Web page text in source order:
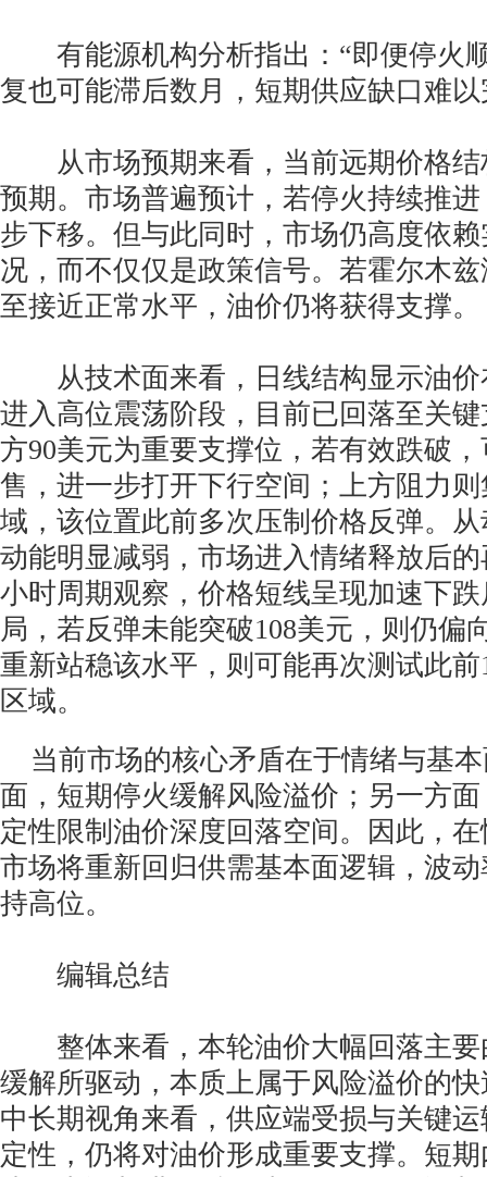
有能源机构分析指出：“即便停火
复也可能滞后数月，短期供应缺口难
从市场预期来看，当前远期价格结
预期。市场普遍预计，若停火持续推
步下移。但与此同时，市场仍高度依
况，而不仅仅是政策信号。若霍尔木
至接近正常水平，油价仍将获得支撑。
从技术面来看，日线结构显示油价
进入高位震荡阶段，目前已回落至关
方90美元为重要支撑位，若有效跌破
售，进一步打开下行空间；上方阻力
域，该位置此前多次压制价格反弹。
动能明显减弱，市场进入情绪释放后
小时周期观察，价格短线呈现加速下
局，若反弹未能突破108美元，则仍偏
重新站稳该水平，则可能再次测试此
区域。
当前市场的核心矛盾在于情绪与基
面，短期停火缓解风险溢价；另一方
定性限制油价深度回落空间。因此，
市场将重新回归供需基本面逻辑，波
持高位。
编辑总结
整体来看，本轮油价大幅回落主要
缓解所驱动，本质上属于风险溢价的
中长期视角来看，供应端受损与关键
定性，仍将对油价形成重要支撑。短